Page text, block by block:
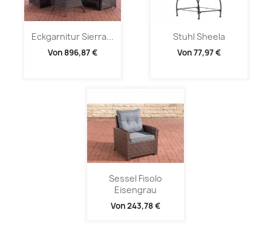
Eckgarnitur Sierra...
Von 896,87 €
Stuhl Sheela
Von77,97 €
Sessel Fisolo
Eisengrau
Von243,78 €